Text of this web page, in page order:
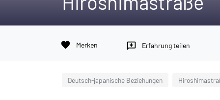
favorite Merken reviews Erfahrung teilen
Deutsch-japanische Beziehungen